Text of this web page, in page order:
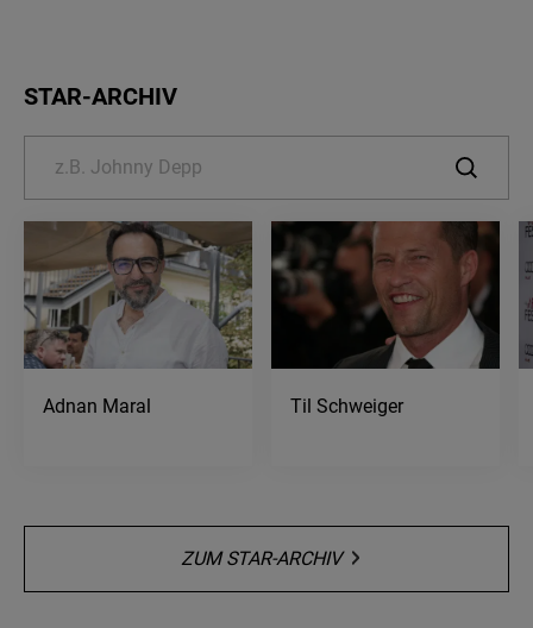
STAR-ARCHIV
Adnan Maral Til Schweiger
ZUM STAR-ARCHIV